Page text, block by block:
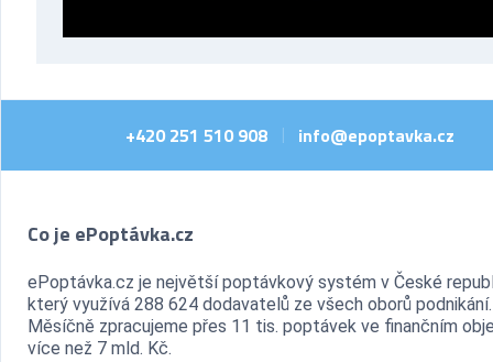
+420 251 510 908 info@epoptavka.cz
Co je ePoptávka.cz
ePoptávka.cz je největší poptávkový systém v České
který využívá 288 624 dodavatelů ze všech oborů podnikání.
Měsíčně zpracujeme přes 11 tis. poptávek ve finančním
více než 7 mld. Kč.